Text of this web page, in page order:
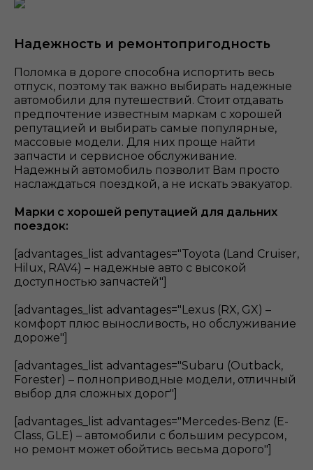
Надежность и ремонтопригодность
Поломка в дороге способна испортить весь
отпуск, поэтому так важно выбирать надежные
автомобили для путешествий. Стоит отдавать
предпочтение известным маркам с хорошей
репутацией и выбирать самые популярные,
массовые модели. Для них проще найти
запчасти и сервисное обслуживание.
Надежный автомобиль позволит Вам просто
наслаждаться поездкой, а не искать эвакуатор.
Марки с хорошей репутацией для дальних
поездок:
[advantages_list advantages="Toyota (Land Cruiser,
Hilux, RAV4) – надежные авто с высокой
доступностью запчастей"]
[advantages_list advantages="Lexus (RX, GX) –
комфорт плюс выносливость, но обслуживание
дороже"]
[advantages_list advantages="Subaru (Outback,
Forester) – полноприводные модели, отличный
выбор для сложных дорог"]
[advantages_list advantages="Mercedes-Benz (E-
Class, GLE) – автомобили с большим ресурсом,
но ремонт может обойтись весьма дорого"]